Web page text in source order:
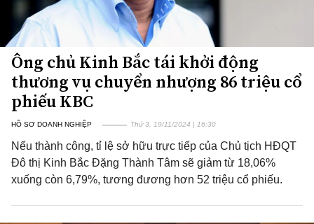
Ông chủ Kinh Bắc tái khởi động
thương vụ chuyển nhượng 86 triệu cổ
phiếu KBC
HỒ SƠ DOANH NGHIỆP Thứ 3, 19/11/2024 | 16:30
Nếu thành công, tỉ lệ sở hữu trực tiếp của Chủ tịch HĐQT
Đô thị Kinh Bắc Đặng Thành Tâm sẽ giảm từ 18,06%
xuống còn 6,79%, tương đương hơn 52 triệu cổ phiếu.